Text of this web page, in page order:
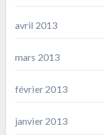
avril 2013
mars 2013
février 2013
janvier 2013